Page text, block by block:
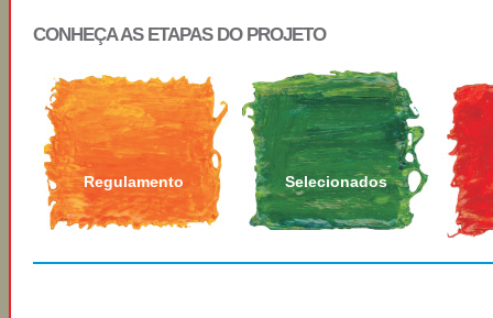
CONHEÇA AS ETAPAS DO PROJETO
Regulamento Selecionados